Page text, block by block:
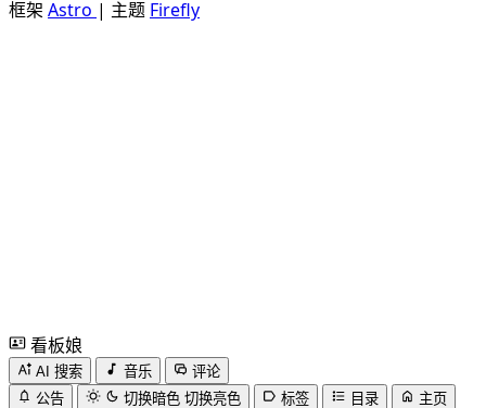
框架 Astro | 主题 Firefly
看板娘
AI 搜索 音乐
评论
公告
切换暗色 切换亮色 标签 目录
主页